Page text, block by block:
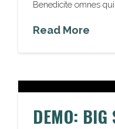
Benedicite omnes qui
Read More
DEMO: BIG